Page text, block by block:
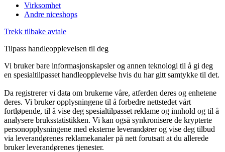
Virksomhet
Andre niceshops
Trekk tilbake avtale
Tilpass handleopplevelsen til deg
Vi bruker bare informasjonskapsler og annen teknologi til å gi deg
en spesialtilpasset handleopplevelse hvis du har gitt samtykke til det.
Da registrerer vi data om brukerne våre, atferden deres og enhetene
deres. Vi bruker opplysningene til å forbedre nettstedet vårt
fortløpende, til å vise deg spesialtilpasset reklame og innhold og til å
analysere bruksstatistikken. Vi kan også synkronisere de krypterte
personopplysningene med eksterne leverandører og vise deg tilbud
via leverandørenes reklamekanaler på nett forutsatt at du allerede
bruker leverandørenes tjenester.